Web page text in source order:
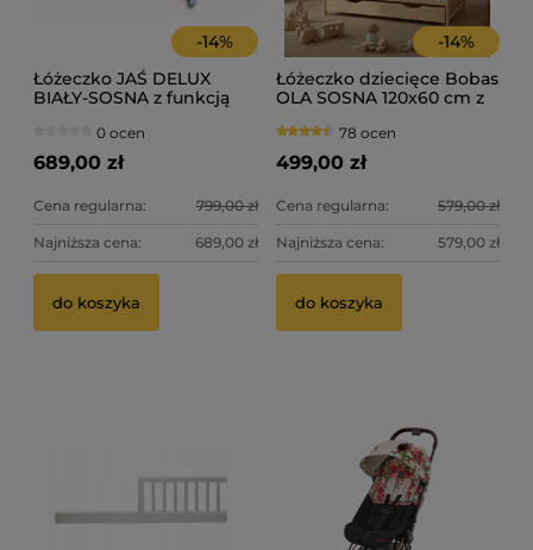
-14%
Łóżeczko JAŚ DELUX
BIAŁY-SOSNA z funkcją
kolor biały DREWEX 2021
0 ocen
689,00 zł
Cena regularna: 799,00 zł
Najniższa cena: 689,00 zł
do koszyka
-14%
Łóżeczko dziecięce Bobas
OLA SOSNA 120x60 cm z
78 ocen
499,00 zł
Cena regularna: 579,00 zł
Najniższa cena: 579,00 zł
do koszyka